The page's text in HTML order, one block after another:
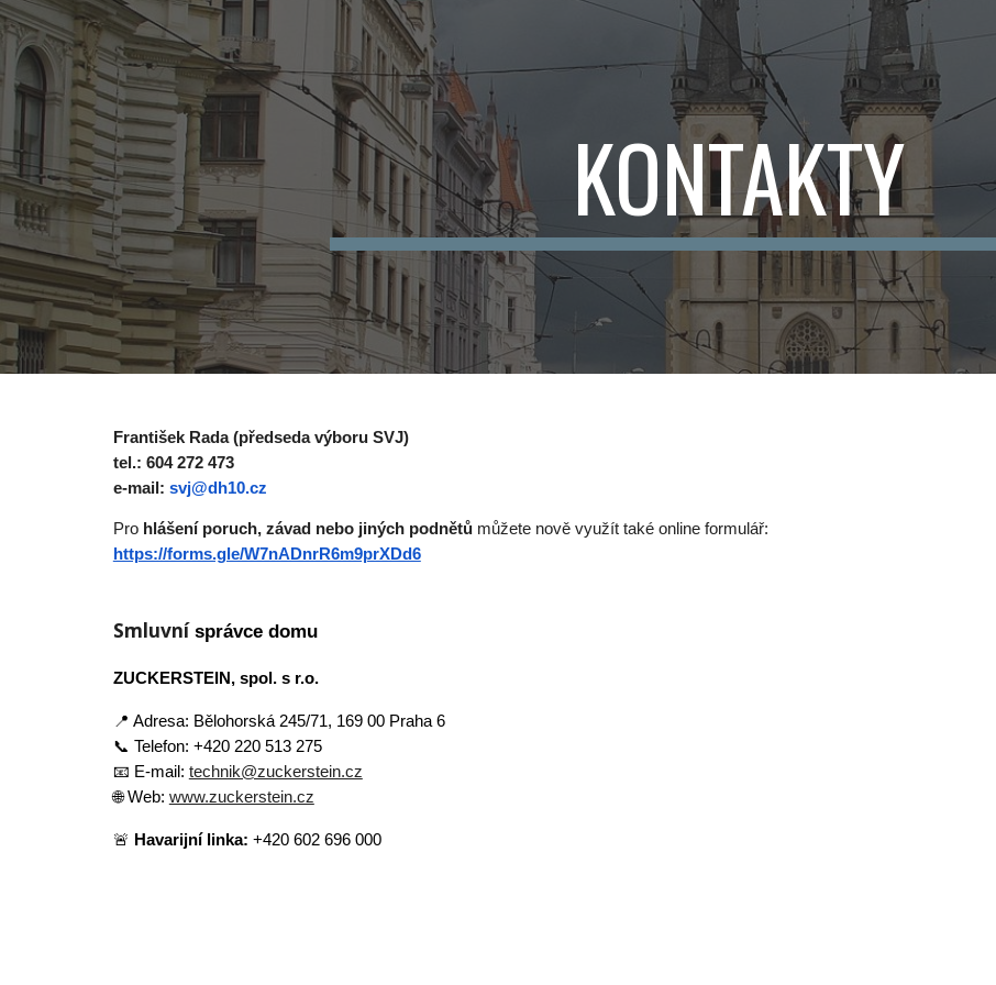
Skip to navigation
KONTAKTY
František Rada (předseda výboru SVJ)
tel.: 604 272 473
e-mail: svj@dh10.cz
Pro hlášení poruch, závad nebo jiných podnětů můžete nově využít také online formulář:
https://forms.gle/W7nADnrR6m9prXDd6
Smluvní správce domu
ZUCKERSTEIN, spol. s r.o.
📍 Adresa: Bělohorská 245/71, 169 00 Praha 6
📞 Telefon: +420 220 513 275
📧 E-mail: technik@zuckerstein.cz
🌐 Web: www.zuckerstein.cz
🚨 Havarijní linka: +420 602 696 000